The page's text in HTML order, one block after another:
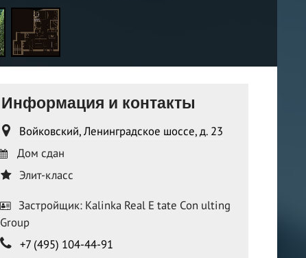
Информация и контакты
Войковский, Ленинградское шоссе, д. 23
Дом сдан
Элит-класс
Застройщик: Kalinka Real E tate Con ulting
Group
+7 (495) 104-44-91